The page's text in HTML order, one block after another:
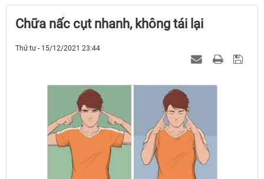
Chữa nấc cụt nhanh, không tái lại
Thứ tư - 15/12/2021 23:44